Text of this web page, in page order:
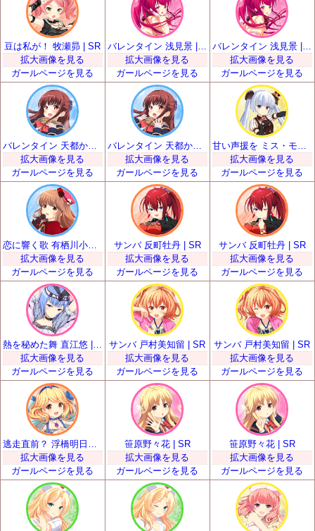
豆は私が！ 牧瀬昴 | SR
拡大画像を見る
ガールページを見る
バレンタイン 浅見景 | SR
拡大画像を見る
ガールページを見る
バレンタイン 浅見景 | SR
拡大画像を見る
ガールページを見る
拡大画像を見る
ガールページを見る
バレンタイン 天都かなた | SR
拡大画像を見る
ガールページを見る
拡大画像を見る
ガールページを見る
拡大画像を見る
ガールページを見る
サンバ 反町牡丹 | SR
拡大画像を見る
ガールページを見る
サンバ 反町牡丹 | SR
拡大画像を見る
ガールページを見る
拡大画像を見る
ガールページを見る
サンバ 戸村美知留 | SR
拡大画像を見る
ガールページを見る
サンバ 戸村美知留 | SR
拡大画像を見る
ガールページを見る
拡大画像を見る
ガールページを見る
笹原野々花 | SR
拡大画像を見る
ガールページを見る
笹原野々花 | SR
拡大画像を見る
ガールページを見る